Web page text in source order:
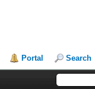
Portal Search